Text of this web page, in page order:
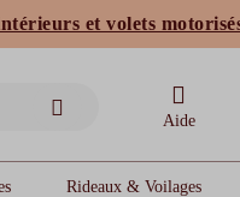
et volets
Aide
Rideaux & Voilages